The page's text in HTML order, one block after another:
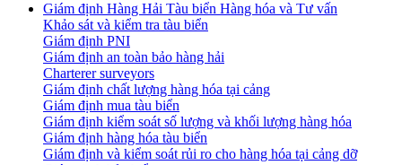
Giám định Hàng Hải Tàu biển Hàng hóa và Tư vấn
Khảo sát và kiểm tra tàu biển
Giám định PNI
Giám định an toàn bảo hàng hải
Charterer surveyors
Giám định chất lượng hàng hóa tại cảng
​Giám định mua tàu biển
Giám định kiểm soát số lượng và khối lượng hàng hóa
Giám định hàng hóa tàu biển
Giám định và kiểm soát rủi ro cho hàng hóa tại cảng dỡ